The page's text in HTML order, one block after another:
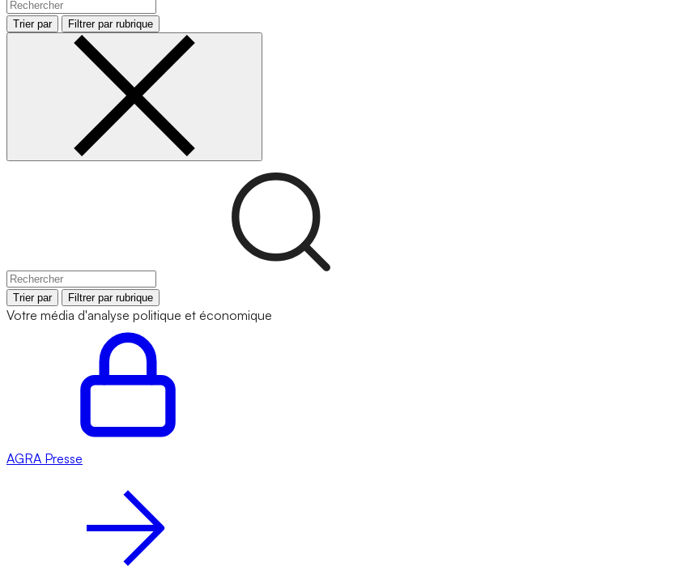
Trier par Filtrer par rubrique
Trier par Filtrer par rubrique
Votre média d'analyse politique et économique
AGRA Presse